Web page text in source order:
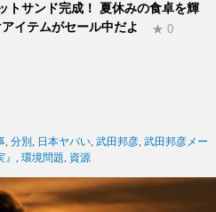
トサンド完成！ 夏休みの食卓を輝
イテムがセール中だよ
★ 0
分別 日本ヤバい 武田邦彦 武田邦彦メー
環境問題 資源